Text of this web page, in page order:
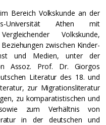
Bereich Volkskunde an der
Universität Athen mit
Volkskunde,
zwischen Kinder-
und Medien, unter der
Assoz. Prof. Dr. Giorgos
Literatur des 18. und
zur Migrationsliteratur
zu komparatistischen und
zum Verhältnis von
in der deutschen und